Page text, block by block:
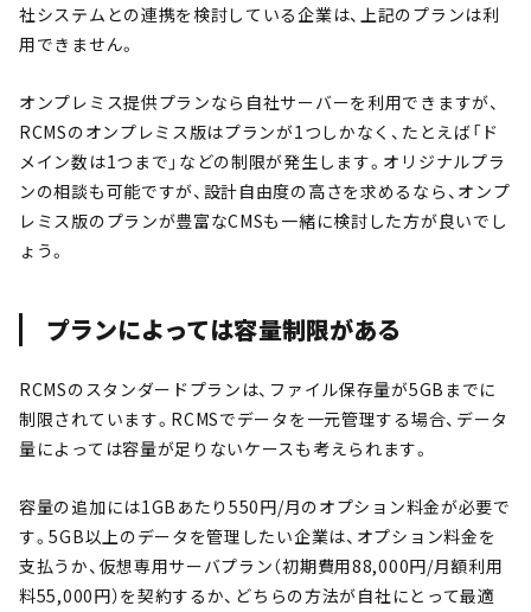
社システムとの連携を検討している企業は、上記のプランは利
用できません。
オンプレミス提供プランなら自社サーバーを利用できますが、
RCMSのオンプレミス版はプランが1つしかなく、たとえば「ド
メイン数は1つまで」などの制限が発生します。オリジナルプラ
ンの相談も可能ですが、設計自由度の高さを求めるなら、オンプ
レミス版のプランが豊富なCMSも一緒に検討した方が良いでし
ょう。
プランによっては容量制限がある
RCMSのスタンダードプランは、ファイル保存量が5GBまでに
制限されています。RCMSでデータを一元管理する場合、データ
量によっては容量が足りないケースも考えられます。
容量の追加には1GBあたり550円/月のオプション料金が必要で
す。5GB以上のデータを管理したい企業は、オプション料金を
支払うか、仮想専用サーバプラン（初期費用88,000円/月額利用
料55,000円）を契約するか、どちらの方法が自社にとって最適